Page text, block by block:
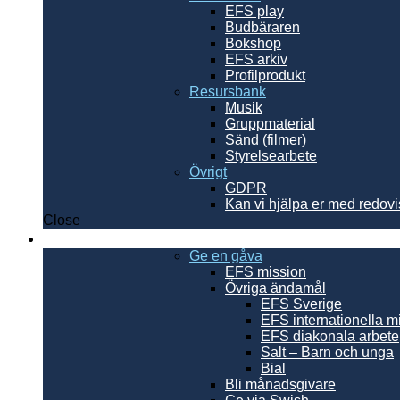
EFS play
Budbäraren
Bokshop
EFS arkiv
Profilprodukt
Resursbank
Musik
Gruppmaterial
Sänd (filmer)
Styrelsearbete
Övrigt
GDPR
Kan vi hjälpa er med
Close
Ge en gåva
EFS mission
Övriga ändamål
EFS Sverige
EFS internationella
EFS diakonala arbete
Salt – Barn och unga
Bial
Bli månadsgivare